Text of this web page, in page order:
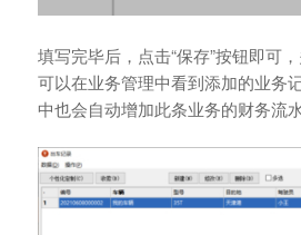
填写完毕后，点击“保存”按钮即可
可以在业务管理中看到添加的业务
中也会自动增加此条业务的财务流水